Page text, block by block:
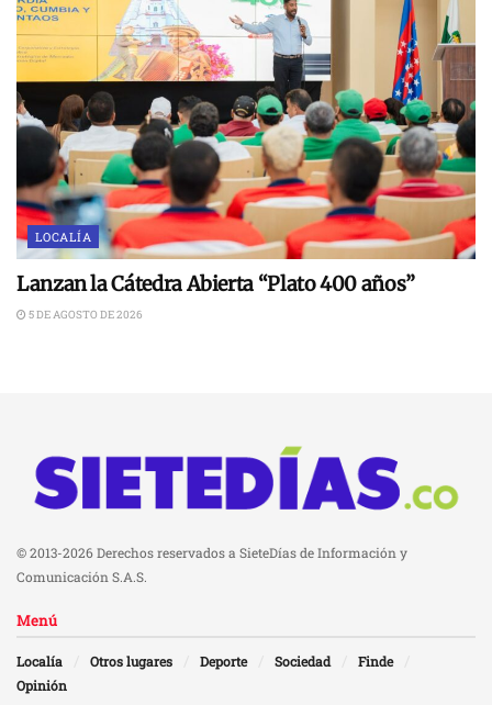
LOCALÍA
Lanzan la Cátedra Abierta “Plato 400 años”
5 DE AGOSTO DE 2026
© 2013-2026 Derechos reservados a SieteDías de Información y
Comunicación S.A.S.
Menú
Localía Otros lugares Deporte Sociedad
Finde
Opinión